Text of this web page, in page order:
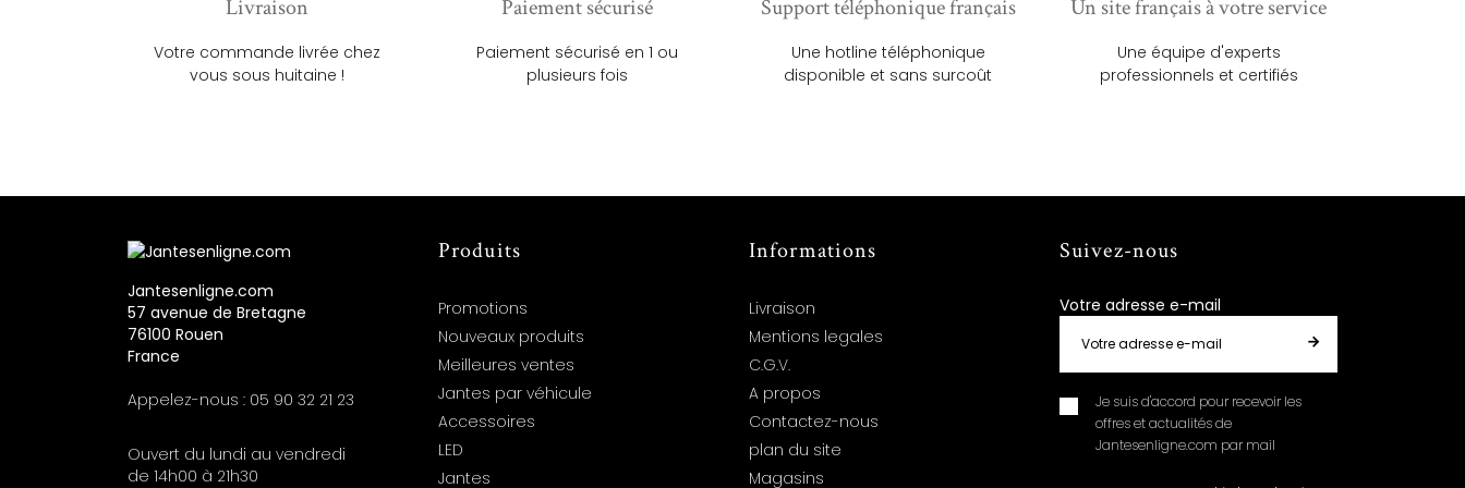
Livraison
Votre commande livrée chez
vous sous huitaine !
Paiement sécurisé
Paiement sécurisé en 1 ou
plusieurs fois
Support téléphonique français
Une hotline téléphonique
disponible et sans surcoût
Un site français à votre service
Une équipe d'experts
professionnels et certifiés
Jantesenligne.com
57 avenue de Bretagne
76100 Rouen
France
Appelez-nous : 05 90 32 21 23
Ouvert du lundi au vendredi
de 14h00 à 21h30
Produits
Promotions
Nouveaux produits
Meilleures ventes
Jantes par véhicule
Accessoires
LED
Jantes
Informations
Livraison
Mentions legales
C.G.V.
A propos
Contactez-nous
plan du site
Magasins
Suivez-nous
Votre adresse e-mail
Je suis d'accord pour recevoir les
offres et actualités de
Jantesenligne.com par mail